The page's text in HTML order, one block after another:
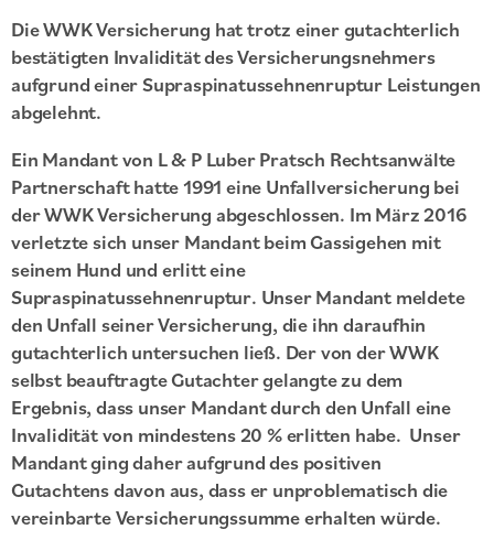
Die WWK Versicherung hat trotz einer gutachterlich
bestätigten Invalidität des Versicherungsnehmers
aufgrund einer Supraspinatussehnenruptur Leistungen
abgelehnt.
Ein Mandant von L & P Luber Pratsch Rechtsanwälte
Partnerschaft hatte 1991 eine Unfallversicherung bei
der WWK Versicherung abgeschlossen. Im März 2016
verletzte sich unser Mandant beim Gassigehen mit
seinem Hund und erlitt eine
Supraspinatussehnenruptur. Unser Mandant meldete
den Unfall seiner Versicherung, die ihn daraufhin
gutachterlich untersuchen ließ. Der von der WWK
selbst beauftragte Gutachter gelangte zu dem
Ergebnis, dass unser Mandant durch den Unfall eine
Invalidität von mindestens 20 % erlitten habe. Unser
Mandant ging daher aufgrund des positiven
Gutachtens davon aus, dass er unproblematisch die
vereinbarte Versicherungssumme erhalten würde.